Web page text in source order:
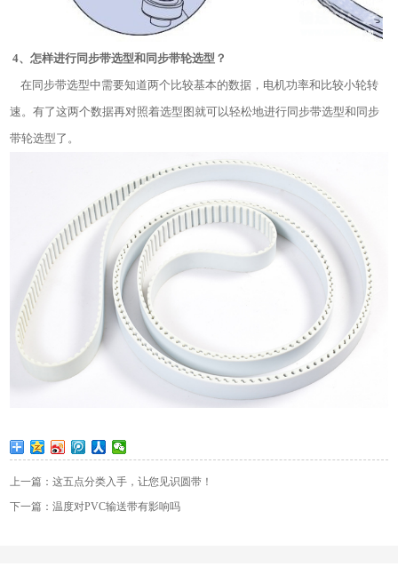
4、怎样进行同步带选型和同步带轮选型？
在同步带选型中需要知道两个比较基本的数据，电机功率和比较小轮转
速。有了这两个数据再对照着选型图就可以轻松地进行同步带选型和同步
带轮选型了。
上一篇：这五点分类入手，让您见识圆带！
下一篇：温度对PVC输送带有影响吗